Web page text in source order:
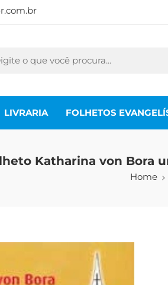
LIVRARIA FOLHETOS
Katharina von Bora
Home